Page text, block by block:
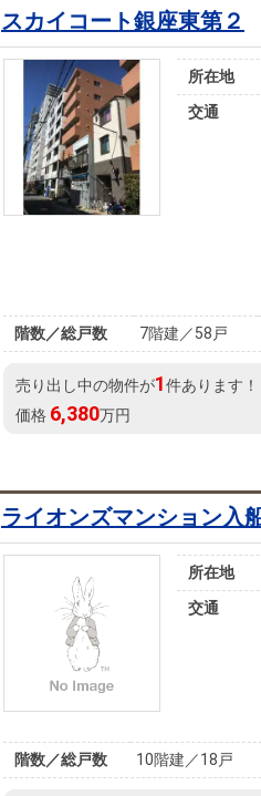
スカイコート銀座東第２
所在地
交通
階数／総戸数
7階建／58戸
売り出し中の物件が1件あります！
価格 6,380万円
ライオンズマンション入
所在地
交通
階数／総戸数
10階建／18戸